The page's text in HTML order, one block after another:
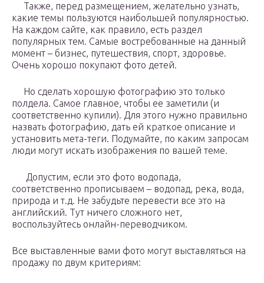
Также, перед размещением, желательно узнать,
какие темы пользуются наибольшей популярностью.
На каждом сайте, как правило, есть раздел
популярных тем. Самые востребованные на данный
момент – бизнес, путешествия, спорт, здоровье.
Очень хорошо покупают фото детей.
Но сделать хорошую фотографию это только
полдела. Самое главное, чтобы ее заметили (и
соответственно купили). Для этого нужно правильно
назвать фотографию, дать ей краткое описание и
установить мета-теги. Подумайте, по каким запросам
люди могут искать изображения по вашей теме.
Допустим, если это фото водопада,
соответственно прописываем – водопад, река, вода,
природа и т.д. Не забудьте перевести все это на
английский. Тут ничего сложного нет,
воспользуйтесь онлайн-переводчиком.
Все выставленные вами фото могут выставляться на
продажу по двум критериям: